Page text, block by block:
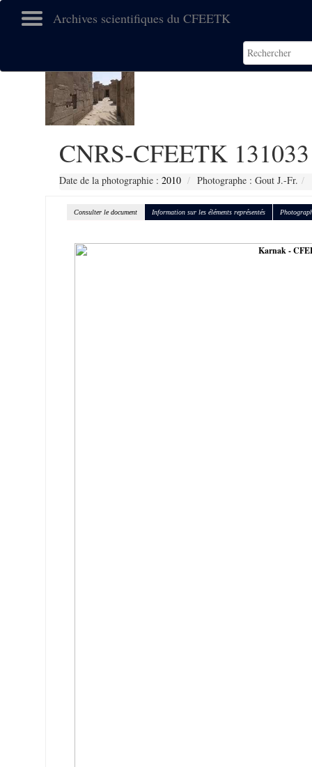
Archives scientifiques du CFEETK
CNRS-CFEETK 131033
Date de la photographie : 2010 Photographe : Gout J.-Fr.
Consulter le document Information sur les éléments représentés